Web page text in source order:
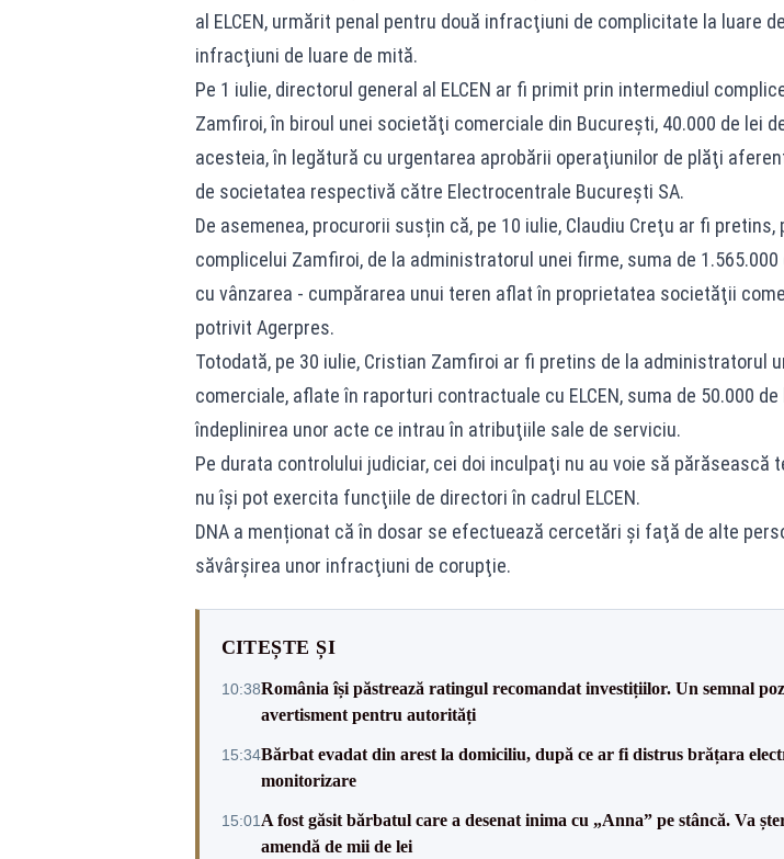
al ELCEN, urmărit penal pentru două infracţiuni de complicitate la luare
infracţiuni de luare de mită.
Pe 1 iulie, directorul general al ELCEN ar fi primit prin intermediul
Zamfiroi, în biroul unei societăţi comerciale din Bucureşti, 40.000 de lei
acesteia, în legătură cu urgentarea aprobării operaţiunilor de plăţi
de societatea respectivă către Electrocentrale Bucureşti SA.
De asemenea, procurorii susțin că, pe 10 iulie, Claudiu Creţu ar fi pretins,
complicelui Zamfiroi, de la administratorul unei firme, suma de 1.565.000
cu vânzarea - cumpărarea unui teren aflat în proprietatea societăţii
potrivit Agerpres.
Totodată, pe 30 iulie, Cristian Zamfiroi ar fi pretins de la administratorul
comerciale, aflate în raporturi contractuale cu ELCEN, suma de 50.000
îndeplinirea unor acte ce intrau în atribuţiile sale de serviciu.
Pe durata controlului judiciar, cei doi inculpaţi nu au voie să părăsească
nu își pot exercita funcţiile de directori în cadrul ELCEN.
DNA a menționat că în dosar se efectuează cercetări şi faţă de alte
săvârşirea unor infracţiuni de corupţie.
CITEȘTE ȘI
10:38România își păstrează ratingul recomandat investițiilor. Un semnal
avertisment pentru autorități
15:34Bărbat evadat din arest la domiciliu, după ce ar fi distrus brățara
monitorizare
15:01 A fost găsit bărbatul care a desenat inima cu „Anna” pe stâncă. Va
amendă de mii de lei